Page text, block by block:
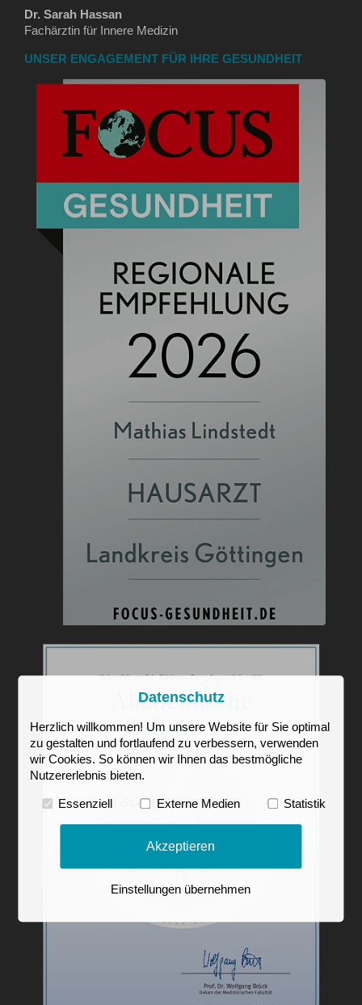
Dr. Sarah Hassan
Fachärztin für Innere Medizin
UNSER ENGAGEMENT FÜR IHRE GESUNDHEIT
Datenschutz
Herzlich willkommen! Um unsere Website für Sie optimal
zu gestalten und fortlaufend zu verbessern, verwenden
wir Cookies. So können wir Ihnen das bestmögliche
Nutzererlebnis bieten.
Essenziell Externe Medien Statistik
Akzeptieren
Einstellungen übernehmen